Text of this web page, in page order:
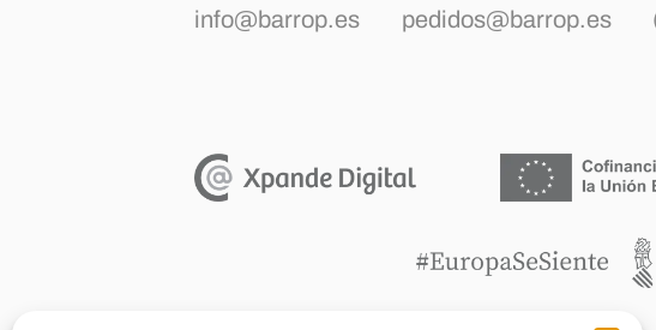
info@barrop.es pedidos@barrop.es